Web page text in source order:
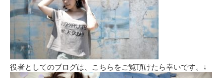
役者としてのブログは、こちらをご覧頂けたら幸いです。↓